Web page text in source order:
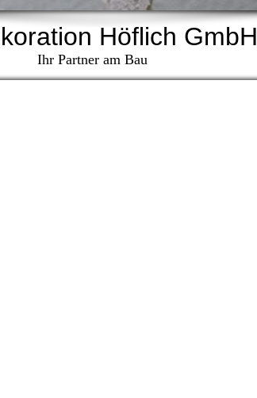
Höflich GmbH
Ihr Partner am Bau